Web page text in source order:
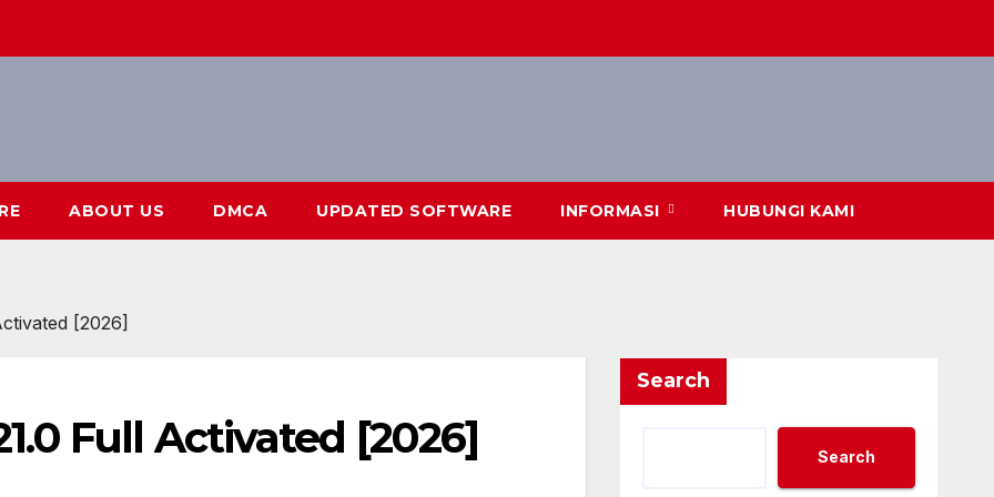
ABOUT US DMCA UPDATED SOFTWARE INFORMASI HUBUNGI KAMI
[2026]
Full Activated [2026]
Search
Search